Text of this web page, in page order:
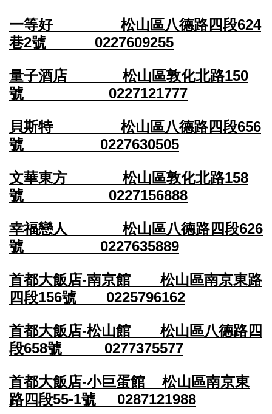
一等好 松山區八德路四段624
巷2號 0227609255
量子酒店 松山區敦化北路150
號 0227121777
貝斯特 松山區八德路四段656
號 0227630505
文華東方 松山區敦化北路158
號 0227156888
幸福戀人 松山區八德路四段626
號 0227635889
首都大飯店-南京館 松山區南京東路
四段156號 0225796162
首都大飯店-松山館 松山區八德路四
段658號 0277375577
首都大飯店-小巨蛋館 松山區南京東
路四段55-1號 0287121988